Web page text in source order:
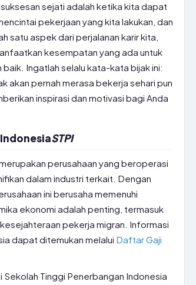
sejati adalah ketika kita dapat
pekerjaan yang kita lakukan, dan
satu aspek dari perjalanan karir kita,
kesempatan yang ada untuk
Ingatlah selalu kata-kata bijak ini:
akan pernah merasa bekerja sehari pun
inspirasi dan motivasi bagi Anda
STPI
perusahaan yang beroperasi
dalam industri terkait. Dengan
ini berusaha memenuhi
ekonomi adalah penting, termasuk
pekerja migran. Informasi
dapat ditemukan melalui Daftar Gaji
Sekolah Tinggi Penerbangan Indonesia